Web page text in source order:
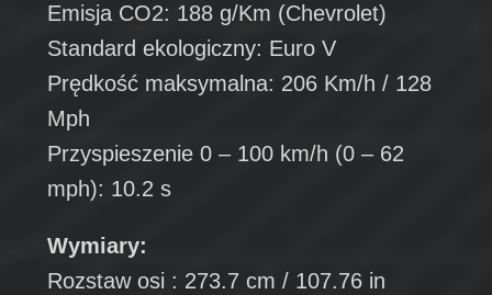
Emisja CO2: 188 g/Km (Chevrolet)
Standard ekologiczny: Euro V
Prędkość maksymalna: 206 Km/h / 128
Mph
Przyspieszenie 0 – 100 km/h (0 – 62
mph): 10.2 s
Wymiary:
Rozstaw osi : 273.7 cm / 107.76 in